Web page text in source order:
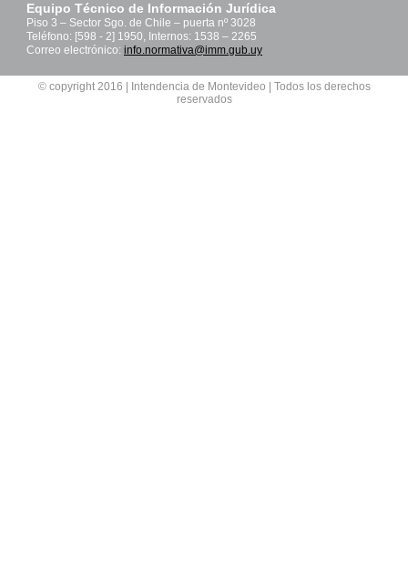
Equipo Técnico de Información Jurídica
Piso 3 – Sector Sgo. de Chile – puerta nº 3028
Teléfono: [598 - 2] 1950, Internos: 1538 – 2265
Correo electrónico: info.normativa@imm.gub.uy
© copyright 2016 | Intendencia de Montevideo | Todos los derechos
reservados